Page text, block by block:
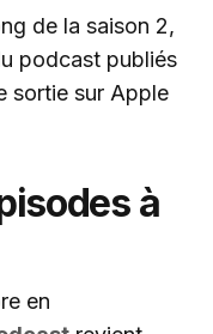
de la saison 2,
podcast publiés
sortie sur Apple
à
en